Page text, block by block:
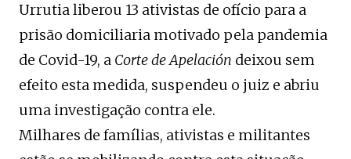
Urrutia liberou 13 ativistas de ofício para a
prisão domiciliaria motivado pela pandemia
de Covid-19, a Corte de Apelación deixou sem
efeito esta medida, suspendeu o juiz e abriu
uma investigação contra ele.
Milhares de famílias, ativistas e militantes